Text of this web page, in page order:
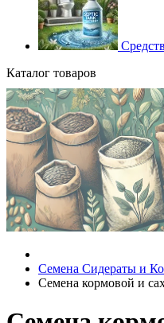
Каталог товаров
Семена Сидераты и
Семена кормовой и